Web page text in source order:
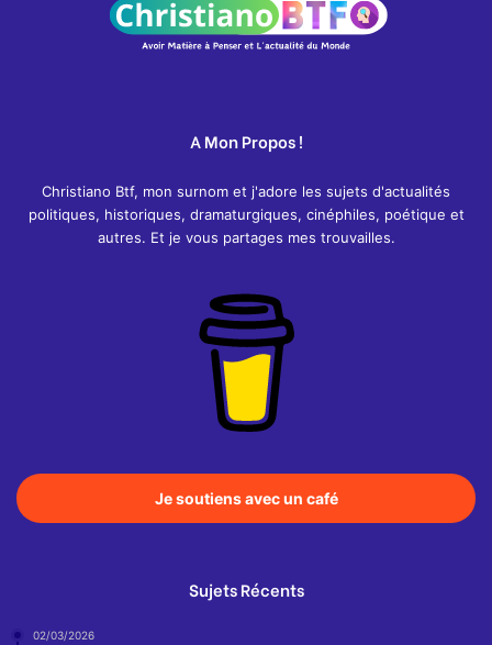
A Mon Propos !
Christiano Btf, mon surnom et j'adore les sujets d'actualités
politiques, historiques, dramaturgiques, cinéphiles, poétique et
autres. Et je vous partages mes trouvailles.
Je soutiens avec un café
Sujets Récents
02/03/2026